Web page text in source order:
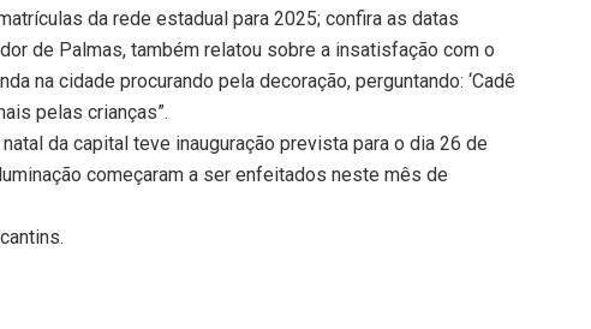
da rede estadual para 2025; confira as datas
de Palmas, também relatou sobre a insatisfação com o
na cidade procurando pela decoração, perguntando: ‘Cadê
pelas crianças”.
da capital teve inauguração prevista para o dia 26 de
começaram a ser enfeitados neste mês de